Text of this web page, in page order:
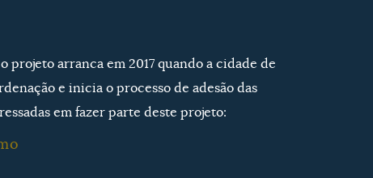
projeto arranca em 2017 quando a cidade de
e inicia o processo de adesão das
em fazer parte deste projeto: